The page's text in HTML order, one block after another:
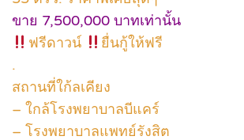
ขาย 7,500,000 บาทเท่านั้น
ฟรีดาวน์
ยื่นกู้ให้ฟรี
.
สถานที่ใก้ลเคียง
– ใกล้โรงพยาบาลบีแคร์
– โรงพยาบาลแพทย์รังสิต